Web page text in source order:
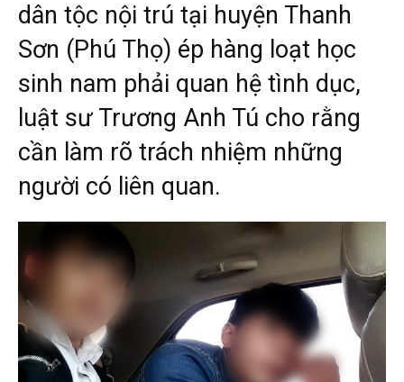
dân tộc nội trú tại huyện Thanh
Sơn (Phú Thọ) ép hàng loạt học
sinh nam phải quan hệ tình dục,
luật sư Trương Anh Tú cho rằng
cần làm rõ trách nhiệm những
người có liên quan.